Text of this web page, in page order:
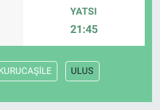
YATSI
21:45
ULUS